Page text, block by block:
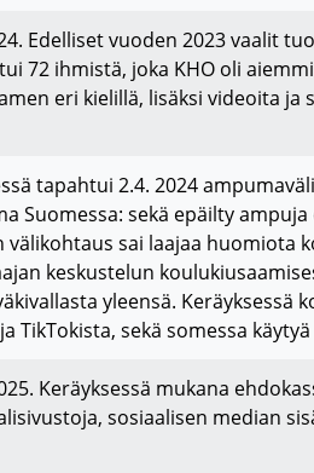
Edelliset vuoden 2023 vaalit
72 ihmistä, joka KHO oli
eri kielillä, lisäksi videoita ja
tapahtui 2.4. 2024
Suomessa: sekä epäilty
sai laajaa huomiota
keskustelun
yleensä. Keräyksessä
sekä somessa
Keräyksessä mukana
sosiaalisen median